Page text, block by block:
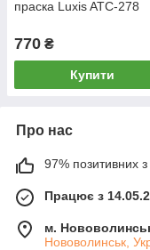
праска Luxis ATC-278
770 ₴
Купити
Про нас
97% позитивних з
Працює з
м.
Нововолинськ,